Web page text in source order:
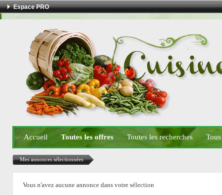
Espace PRO
Accueil Toutes les offres Toutes les recherches
Mes annonces sélectionnées
Vous n'avez aucune annonce dans votre sélection